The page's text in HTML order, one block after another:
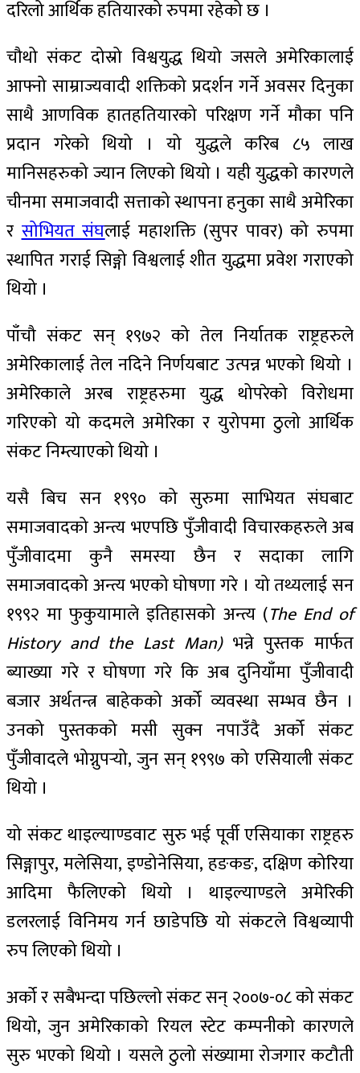
दरिलो आर्थिक हतियारको रुपमा रहेको छ ।
चौथो संकट दोस्रो विश्वयुद्ध थियो जसले अमेरिकालाई
आफ्नो साम्राज्यवादी शक्तिको प्रदर्शन गर्ने अवसर दिनुका
साथै आणविक हातहतियारको परिक्षण गर्ने मौका पनि
प्रदान गरेको थियो । यो युद्धले करिब ८५ लाख
मानिसहरुको ज्यान लिएको थियो । यही युद्धको कारणले
चीनमा समाजवादी सत्ताको स्थापना हनुका साथै अमेरिका
रसोभियत संघलाई महाशक्ति (सुपर पावर) को रुपमा
स्थापित गराई सिङ्गो विश्वलाई शीत युद्धमा प्रवेश गराएको
थियो ।
पाँचौ संकट सन् १९७२ को तेल निर्यातक राष्ट्रहरुले
अमेरिकालाई तेल नदिने निर्णयबाट उत्पन्न भएको थियो ।
अमेरिकाले अरब राष्ट्रहरुमा युद्ध थोपरेको विरोधमा
गरिएको यो कदमले अमेरिका र युरोपमा ठुलो आर्थिक
संकट निम्त्याएको थियो ।
यसै बिच सन १९९० को सुरुमा साभियत संघबाट
समाजवादको अन्त्य भएपछि पुँजीवादी विचारकहरुले अब
पुँजीवादमा कुनै समस्या छैन र सदाका लागि
समाजवादको अन्त्य भएको घोषणा गरे । यो तथ्यलाई सन
१९९२ मा फुकुयामाले इतिहासको अन्त्य (The End of
History and the Last Man)भन्ने पुस्तक मार्फत
ब्याख्या गरे र घोषणा गरे कि अब दुनियाँमा पुँजीवादी
बजार अर्थतन्त्र बाहेकको अर्को व्यवस्था सम्भव छैन ।
उनको पुस्तकको मसी सुक्न नपाउँदै अर्को संकट
पुँजीवादले भोग्नुपर्‍यो, जुन सन् १९९७ को एसियाली संकट
थियो ।
यो संकट थाइल्याण्डवाट सुरु भई पूर्वी एसियाका राष्ट्रहरु
सिङ्गापुर, मलेसिया, इण्डोनेसिया, हङकङ, दक्षिण कोरिया
आदिमा फैलिएको थियो । थाइल्याण्डले अमेरिकी
डलरलाई विनिमय गर्न छाडेपछि यो संकटले विश्वव्यापी
रुप लिएको थियो ।
अर्को र सबैभन्दा पछिल्लो संकट सन् २००७-०८ को संकट
थियो, जुन अमेरिकाको रियल स्टेट कम्पनीको कारणले
सुरु भएको थियो । यसले ठुलो संख्यामा रोजगार कटौती